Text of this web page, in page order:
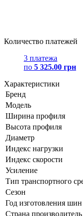
Количество платежей
3 платежа
по 5 325.00 грн
Характеристики
Бренд
Модель
Ширина профиля
Высота профиля
Диаметр
Индекс нагрузки
Индекс скорости
Усиление
Тип транспортного
Сезон
Год изготовления шин
Страна производитель